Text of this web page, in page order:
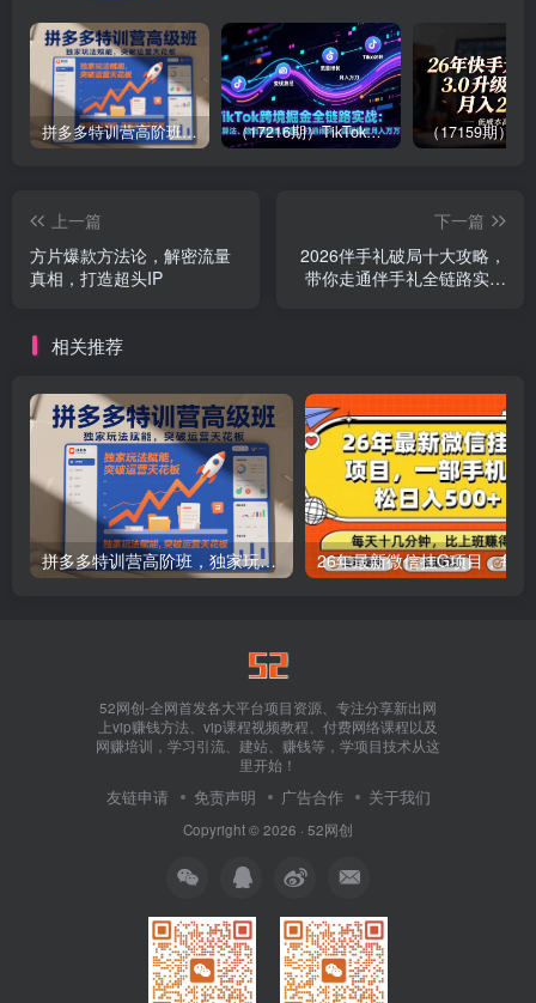
拼多多特训营高阶班，独家玩法赋能，突破运营天花板（更新26年1月） （17216期）TikTok跨境掘金全链路实战：从算法、选品到团队管理，打通闭环，实现稳定月入万刀
上一篇
方片爆款方法论，解密流量
真相，打造超头IP
下一篇
2026伴手礼破局十大攻略，
带你走通伴手礼全链路实战
相关推荐
拼多多特训营高阶班，独家玩法赋能，突破运营天花板（更新26年1月）
52网创-全网首发各大平台项目资源、专注分享新出网
上vip赚钱方法、vip课程视频教程、付费网络课程以及
网赚培训，学习引流、建站、赚钱等，学项目技术从这
里开始！
友链申请 免责声明 广告合作 关于我们
Copyright © 2026 · 52网创